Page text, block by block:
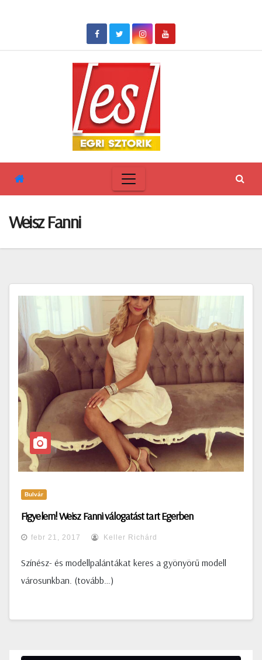
Weisz Fanni
Bulvár
Figyelem! Weisz Fanni válogatást tart Egerben
febr 21, 2017 Keller Richárd
Színész- és modellpalántákat keres a gyönyörű modell
városunkban. (tovább…)